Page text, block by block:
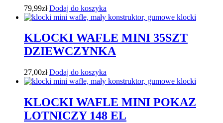
79,99zł Dodaj do koszyka
KLOCKI WAFLE MINI 35SZT
DZIEWCZYNKA
27,00zł Dodaj do koszyka
KLOCKI WAFLE MINI POKAZ
LOTNICZY 148 EL